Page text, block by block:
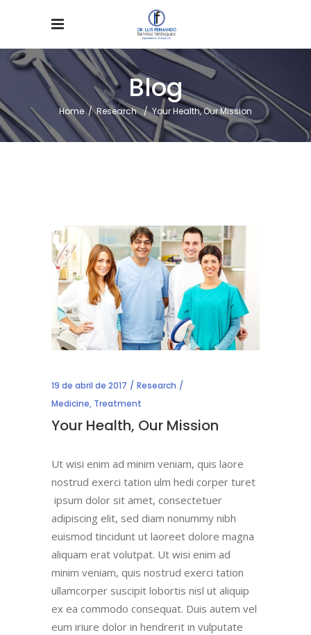
Blog
Home/Research /Your Health, Our Mission
19 de abril de 2017
Research
Medicine, Treatment
Your Health, Our Mission
Ut wisi enim ad minim veniam, quis laore
nostrud exerci tation ulm hedi corper turet
ipsum dolor sit amet, consectetuer
adipiscing elit, sed diam nonummy nibh
euismod tincidunt ut laoreet dolore magna
aliquam erat volutpat. Ut wisi enim ad
minim veniam, quis nostrud exerci tation
ullamcorper suscipit lobortis nisl ut aliquip
ex ea commodo consequat. Duis autem vel
eum iriure dolor in hendrerit in vulputate